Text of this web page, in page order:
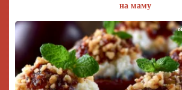
на маму